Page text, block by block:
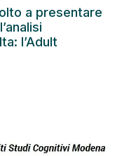
a presentare
l’Adult